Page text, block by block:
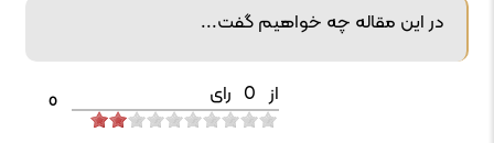
در این مقاله چه خواهیم گفت...
از 0 رای 0